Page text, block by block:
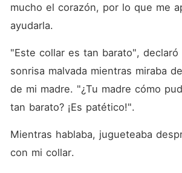
mucho el corazón, por lo que me
ayudarla.
"Este collar es tan barato", declaró
sonrisa malvada mientras miraba
de mi madre. "¿Tu madre cómo
tan barato? ¡Es patético!".
Mientras hablaba, jugueteaba
con mi collar.